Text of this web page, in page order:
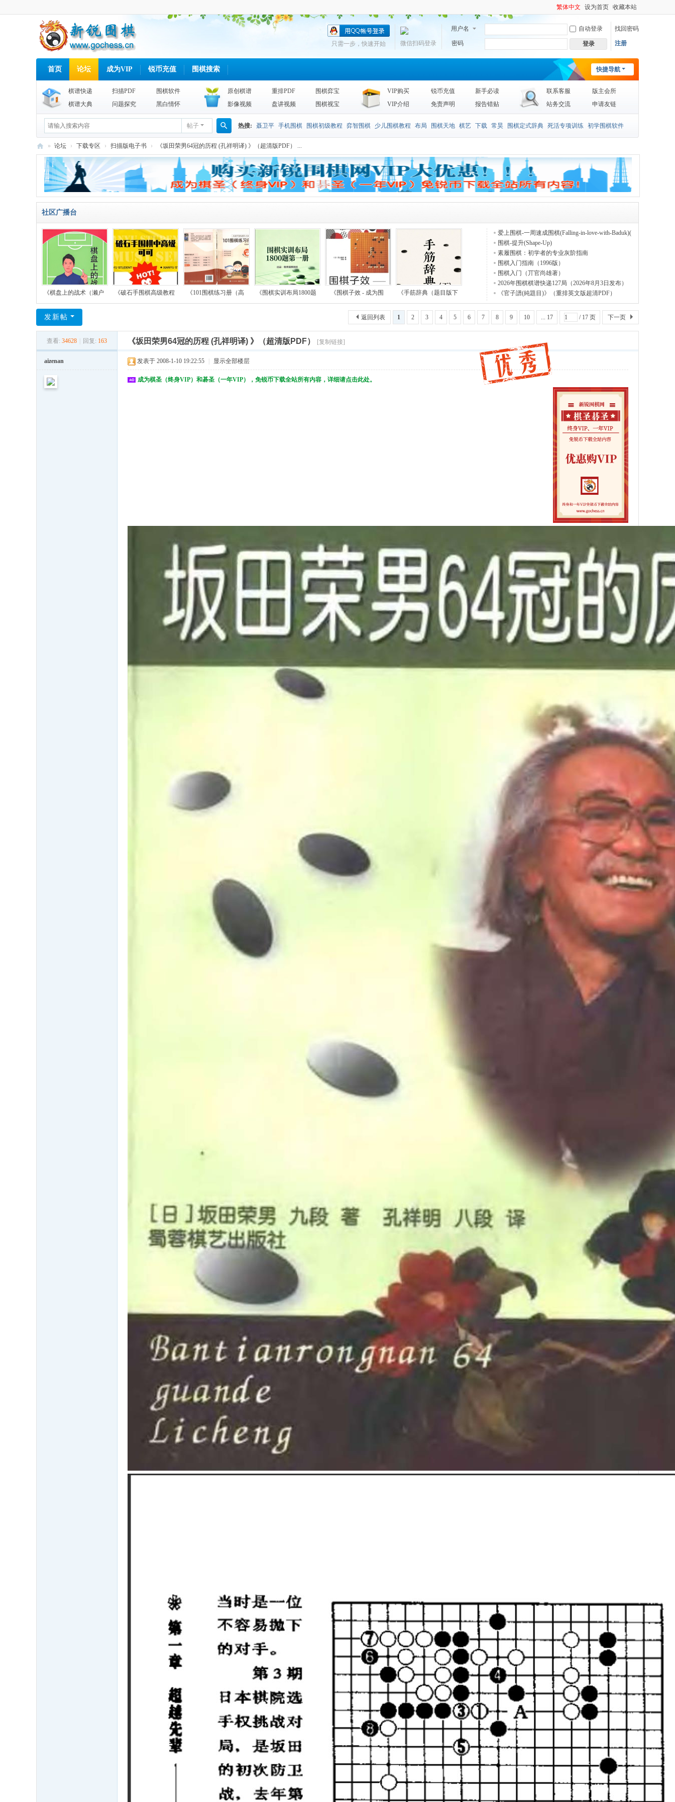
繁体中文 设为首页 收藏本站
用户名 自动登录 找回密码
密码 登录 注册
微信扫码登录
只需一步，快速开始
快捷导航
首页 论坛 成为VIP 锐币充值 围棋搜索
棋谱快递 扫描PDF
围棋软件
棋谱大典
问题探究 黑白情怀
原创棋谱 重排PDF
围棋弈宝
影像视频
盘讲视频 围棋视宝
VIP购买 锐币充值
新手必读
VIP介绍
免责声明 报告错贴
联系客服
版主会所
站务交流
申请友链
帖子
搜
索
热搜: 聂卫平 手机围棋 围棋初级教程 弈智围棋 少儿围棋教程 布局 围棋天地 棋艺 下载 常昊 围棋定式辞典 死活专项训练 初学围棋软件
围棋天地2013 李昌镐 死活
棋
» 论坛 › 下载专区 › 扫描版电子书 › 《坂田荣男64冠的历程 (孔祥明译) 》（超清版PDF） ...
社区广播台
《棋盘上的战术（濑户 《破石手围棋高级教程 《101围棋练习册（高 《围棋实训布局1800题 《围棋子效 - 成为围 《手筋辞典（题目版下
爱上围棋-一周速成围棋(Falling-in-love-with-Baduk)(
围棋-提升(Shape-Up)
素履围棋：初学者的专业灰阶指南
围棋入门指南（1996版）
围棋入门（丌官尚雄著）
2026年围棋棋谱快递127局（2026年8月3日发布）
《官子譜(純題目)》（重排英文版超清PDF）
1 2 3 4 5 6 7 8 9 10 ... 17 / 17 页 下一页
返回列表
发新帖
查看: 34628 回复: 163 《坂田荣男64冠的历程 (孔祥明译) 》（超清版PDF） [复制链接]
aizenan 发表于 2008-1-10 19:22:55 显示全部楼层
成为棋圣（终身VIP）和碁圣（一年VIP），免锐币下载全站所有内容，详细请点击此处。